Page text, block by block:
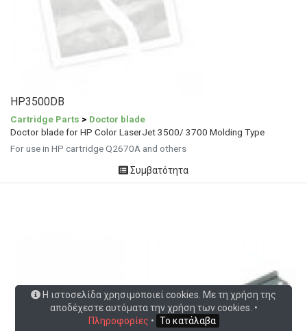
HP3500DB
Cartridge Parts > Doctor blade
Doctor blade for HP Color LaserJet 3500/ 3700 Molding Type
For use in HP cartridge Q2670A and others
Συμβατότητα
Η ιστοσελίδα χρησιμοποιεί cookies. Με τη χρήση της
αποδέχεστε αυτόματα την χρήση των cookies. •
Πληροφορίες • Το κατάλαβα